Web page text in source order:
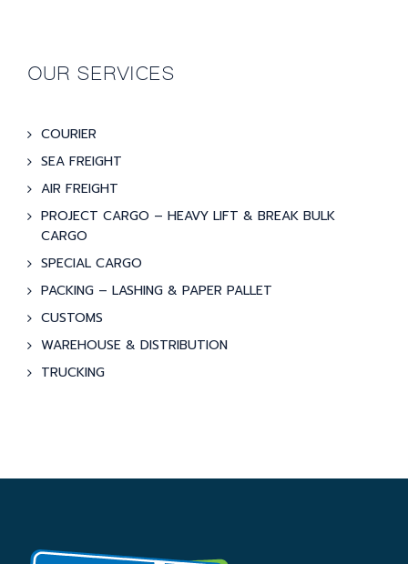
OUR SERVICES
COURIER
SEA FREIGHT
AIR FREIGHT
PROJECT CARGO – HEAVY LIFT & BREAK BULK
CARGO
SPECIAL CARGO
PACKING – LASHING & PAPER PALLET
CUSTOMS
WAREHOUSE & DISTRIBUTION
TRUCKING